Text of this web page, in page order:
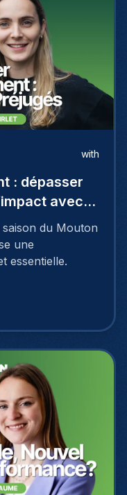
with
: dépasser
avec
du Mouton
une
essentielle.